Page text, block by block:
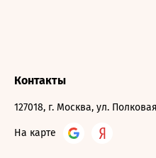
Контакты
127018, г. Москва, ул.
На карте